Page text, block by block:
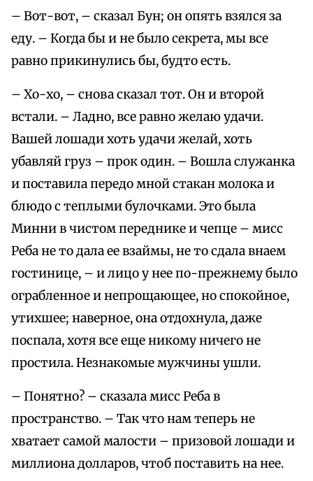
– Вот-вот, – сказал Бун; он опять взялся за
еду. – Когда бы и не было секрета, мы все
равно прикинулись бы, будто есть.
– Хо-хо, – снова сказал тот. Он и второй
встали. – Ладно, все равно желаю удачи.
Вашей лошади хоть удачи желай, хоть
убавляй груз – прок один. – Вошла служанка
и поставила передо мной стакан молока и
блюдо с теплыми булочками. Это была
Минни в чистом переднике и чепце – мисс
Реба не то дала ее взаймы, не то сдала внаем
гостинице, – и лицо у нее по-прежнему было
ограбленное и непрощающее, но спокойное,
утихшее; наверное, она отдохнула, даже
поспала, хотя все еще никому ничего не
простила. Незнакомые мужчины ушли.
– Понятно? – сказала мисс Реба в
пространство. – Так что нам теперь не
хватает самой малости – призовой лошади и
миллиона долларов, чтоб поставить на нее.